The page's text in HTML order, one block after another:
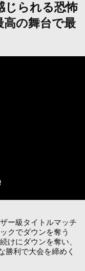
じられる恐怖
高の舞台で最
ー級タイトルマッチ
クでダウンを奪う
けにダウンを奪い、
勝利で大会を締めく